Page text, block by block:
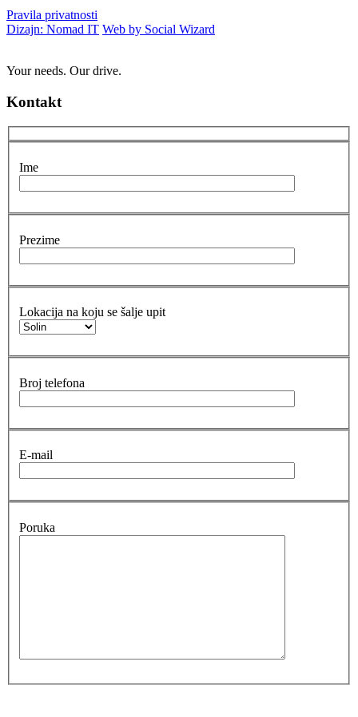
Pravila privatnosti
Dizajn: Nomad IT Web by Social Wizard
Your needs. Our drive.
Kontakt
Ime
Prezime
Lokacija na koju se šalje upit
Broj telefona
E-mail
Poruka